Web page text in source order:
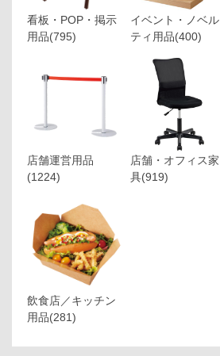
看板・POP・掲示
用品(795)
イベント・ノベル
ティ用品(400)
店舗運営用品
(1224)
店舗・オフィス家
具(919)
飲食店／キッチン
用品(281)